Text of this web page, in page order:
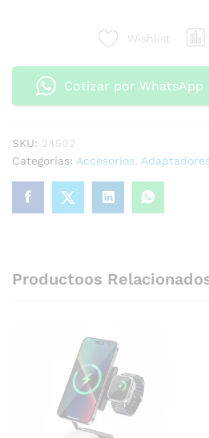
Wishlist
Cotizar por WhatsApp
SKU: 24502
Categorías: Accesorios
Productoos